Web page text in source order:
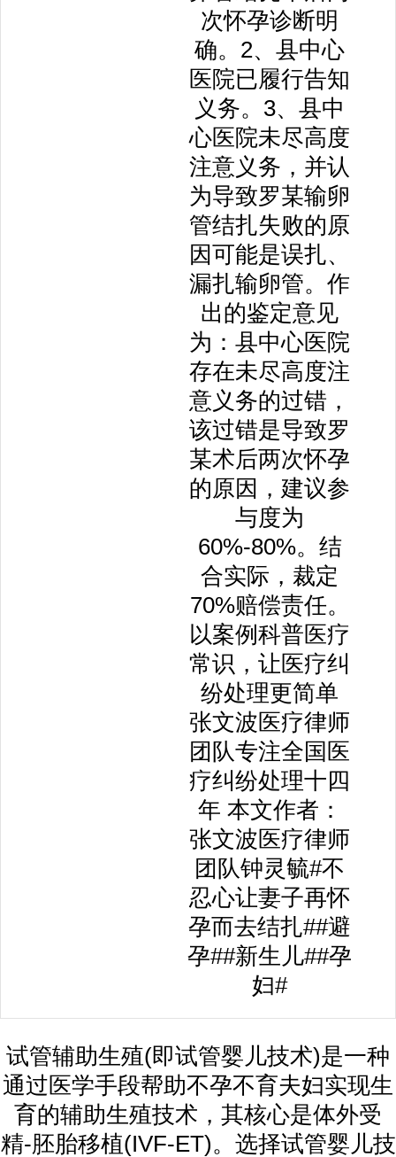
次怀孕诊断明
确。2、县中心
医院已履行告知
义务。3、县中
心医院未尽高度
注意义务，并认
为导致罗某输卵
管结扎失败的原
因可能是误扎、
漏扎输卵管。作
出的鉴定意见
为：县中心医院
存在未尽高度注
意义务的过错，
该过错是导致罗
某术后两次怀孕
的原因，建议参
与度为
60%-80%。结
合实际，裁定
70%赔偿责任。
以案例科普医疗
常识，让医疗纠
纷处理更简单
张文波医疗律师
团队专注全国医
疗纠纷处理十四
年 本文作者：
张文波医疗律师
团队钟灵毓#不
忍心让妻子再怀
孕而去结扎##避
孕##新生儿##孕
妇#
试管辅助生殖(即试管婴儿技术)是一种
通过医学手段帮助不孕不育夫妇实现生
育的辅助生殖技术，其核心是体外受
精-胚胎移植(IVF-ET)。选择试管婴儿技